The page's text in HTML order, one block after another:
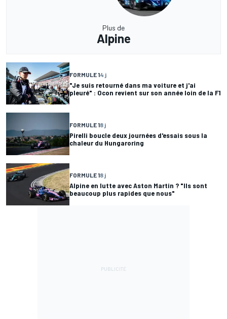
Plus de
Alpine
FORMULE 14 j
"Je suis retourné dans ma voiture et j'ai
pleuré" : Ocon revient sur son année loin de la F1
FORMULE 18 j
Pirelli boucle deux journées d'essais sous la
chaleur du Hungaroring
FORMULE 18 j
Alpine en lutte avec Aston Martin ? "Ils sont
beaucoup plus rapides que nous"